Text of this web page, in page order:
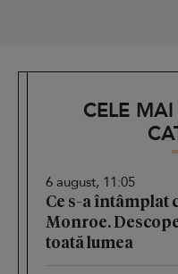
CELE
6 august, 11:05
Ce s-a întâmplat
Monroe.
toată lumea